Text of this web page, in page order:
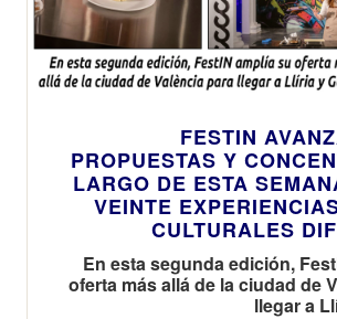
FESTIN
PROPUESTAS Y
LARGO DE ESTA
VEINTE
CULTURALES
En esta segunda edición,
oferta más allá de la ciudad de
llegar a